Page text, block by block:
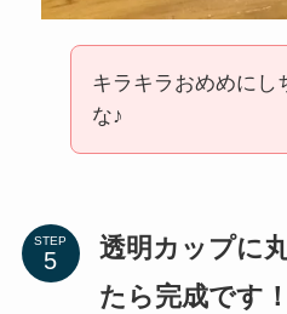
キラキラおめめにし
な♪
STEP
透明カップに
たら完成です！